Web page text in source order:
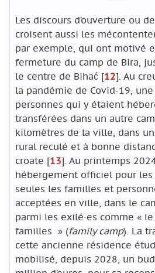
Les discours d’ouverture ou
croisent aussi les
par exemple, qui ont motivé
fermeture du camp de Bira,
le centre de Bihać[12] . Au
la pandémie de Covid-19,
personnes qui y étaient
transférées dans un autre
kilomètres de la ville, dans
rural reculé et à bonne
croate [13] . Au printemps
hébergement officiel pour les
seules les familles et
acceptées en ville, dans le
parmi les exilé·es comme «
familles » (family camp). La
cette ancienne résidence
mobilisé, depuis 2028, un